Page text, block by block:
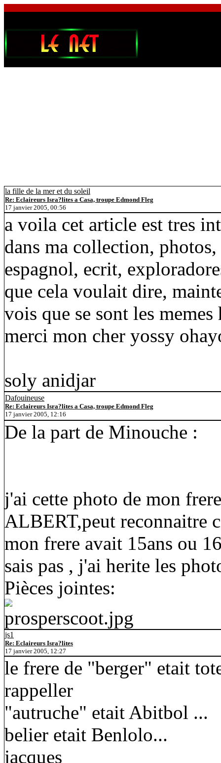
la fille de la mer et du soleil
Re: Eclaireurs Isra?lites a Casa, troupe Edmond Fleg
17 janvier 2005, 00:56
a voila cet article est tres
dans ma collection,
espagnol, ecrit,
que cela voulait dire,
vois que se sont les
merci mon cher yossy
soly anidjar
Dafouineuse
Re: Eclaireurs Isra?lites a Casa, troupe Edmond Fleg
17 janvier 2005, 12:16
De la part de Minouche :
j'ai cette photo de mon
ALBERT,peut reconnaitre
mon frere avait 15ans ou
sais pas , j'ai herite les
Pièces jointes:
js1
Re: Eclaireurs Isra?lites
17 janvier 2005, 12:27
le frere de "berger" etait
rappeller
"autruche" etait Abitbol ...
belier etait Benlolo...
jacques